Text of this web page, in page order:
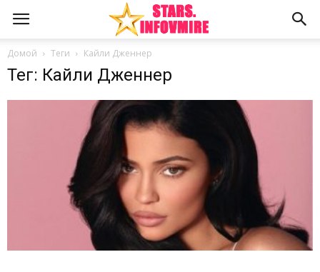
Домой Теги Кайли Дженнер
Тег: Кайли Дженнер